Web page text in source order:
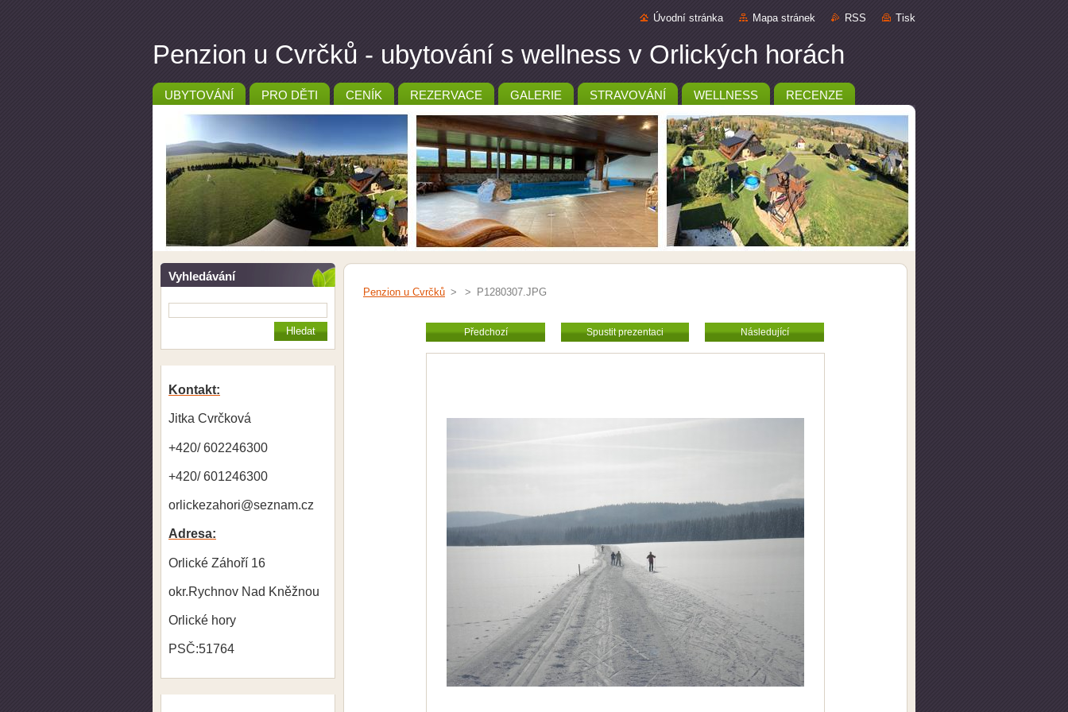
Úvodní stránka Mapa stránek RSS Tisk
Penzion u Cvrčků - ubytování s wellness v Orlických horách
UBYTOVÁNÍ PRO DĚTI CENÍK REZERVACE GALERIE STRAVOVÁNÍ WELLNESS RECENZE
Vyhledávání
Kontakt:
Jitka Cvrčková
+420/ 602246300
+420/ 601246300
orlickezahori@seznam.cz
Adresa:
Orlické Záhoří 16
okr.Rychnov Nad Kněžnou
Orlické hory
PSČ:51764
Penzion u Cvrčků > > P1280307.JPG
Předchozí Spustit prezentaci Následující